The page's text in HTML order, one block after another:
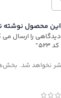
این محصول
را ارسال می
نخواهد شد.